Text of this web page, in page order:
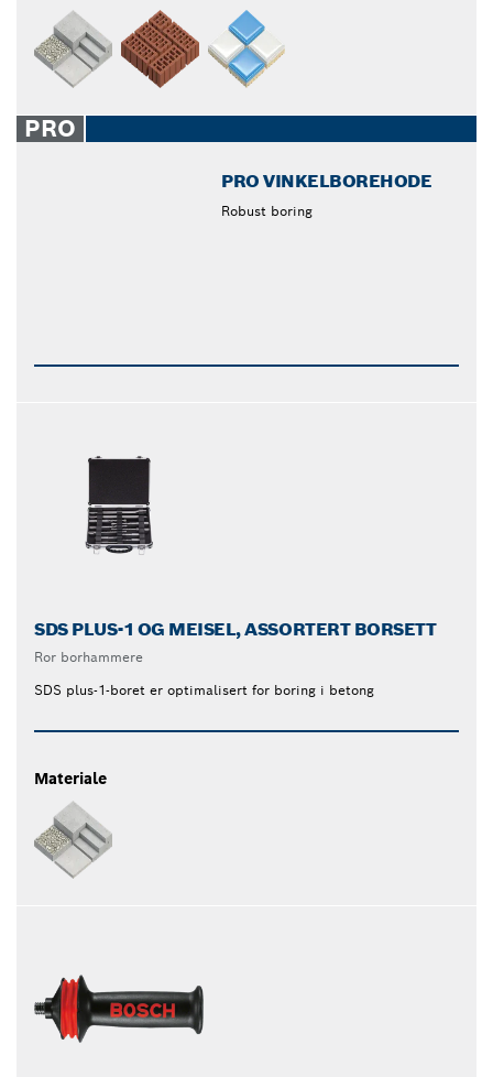
PRO
PRO VINKELBOREHODE
Robust boring
SDS PLUS-1 OG MEISEL, ASSORTERT BORSETT
Ror borhammere
SDS plus-1-boret er optimalisert for boring i betong
Materiale